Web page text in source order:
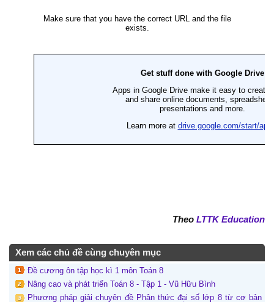
Theo LTTK Education
Xem các chủ đề cùng chuyên mục
Đề cương ôn tập học kì 1 môn Toán 8
Nâng cao và phát triển Toán 8 - Tập 1 - Vũ Hữu Bình
Phương pháp giải chuyên đề Phân thức đại số lớp 8 từ cơ bản